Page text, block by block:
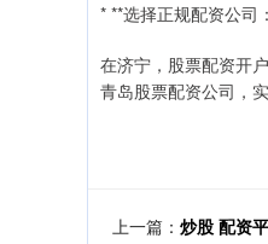
* **选择正规配资公司
在济宁，股票配资开
青岛股票配资公司，
上一篇： 炒股 配资